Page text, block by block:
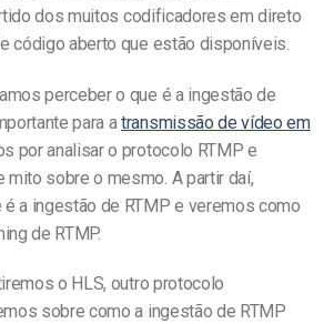
dos muitos codificadores em direto
código aberto que estão disponíveis.
perceber o que é a ingestão de
para atransmissão de vídeo em
por analisar o protocolo RTMP e
mito sobre o mesmo. A partir daí,
a ingestão de RTMP e veremos como
de RTMP.
o HLS, outro protocolo
sobre como a ingestão de RTMP